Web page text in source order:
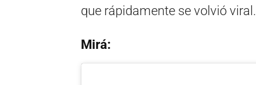
que rápidamente se volvió viral.
Mirá: